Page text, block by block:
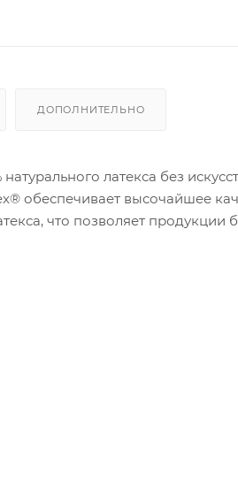
ДОПОЛНИТЕЛЬНО
латекса без
обеспечивает высочайшее
что позволяет